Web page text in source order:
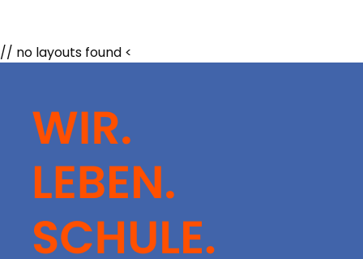
// no layouts found <